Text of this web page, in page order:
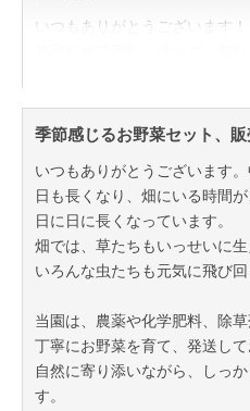
いつもありがとうございます！
冬ギフトや年末の集まりに、
当園のお野菜セットは、いかが
当園の野菜セットは、
一袋ずつ使いやすい量で小分
シンプルなパッケージにこだ
お野菜そのものの可愛さ、美
感じていただけるよう、夫婦
こだわりをもって、作業を行っ
季節感じるお野菜セット、販
いつもありがとうございます。
日も長くなり、畑にいる時間が
日に日に長くなっています。
畑では、草たちもいっせいに生
いろんな虫たちも元気に飛び回
当園は、農薬や化学肥料、除草
丁寧にお野菜を育て、発送して
自然に寄り添いながら、しっ
す。